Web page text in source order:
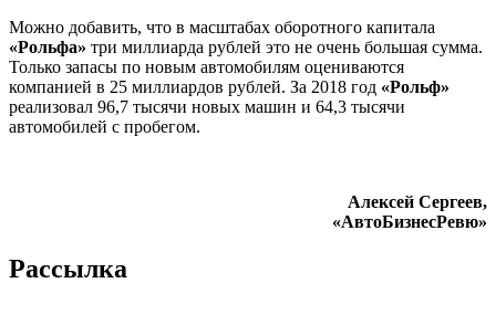
Можно добавить, что в масштабах оборотного капитала
«Рольфа» три миллиарда рублей это не очень большая сумма.
Только запасы по новым автомобилям оцениваются
компанией в 25 миллиардов рублей. За 2018 год «Рольф»
реализовал 96,7 тысячи новых машин и 64,3 тысячи
автомобилей с пробегом.
Алексей Сергеев,
«АвтоБизнесРевю»
Рассылка